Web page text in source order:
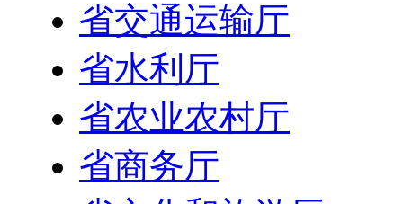
省交通运输厅
省水利厅
省农业农村厅
省商务厅